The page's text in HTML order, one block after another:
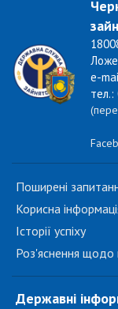
e-
Поширені
Корисна
Історії успіху
Роз'яснення щодо
Державні